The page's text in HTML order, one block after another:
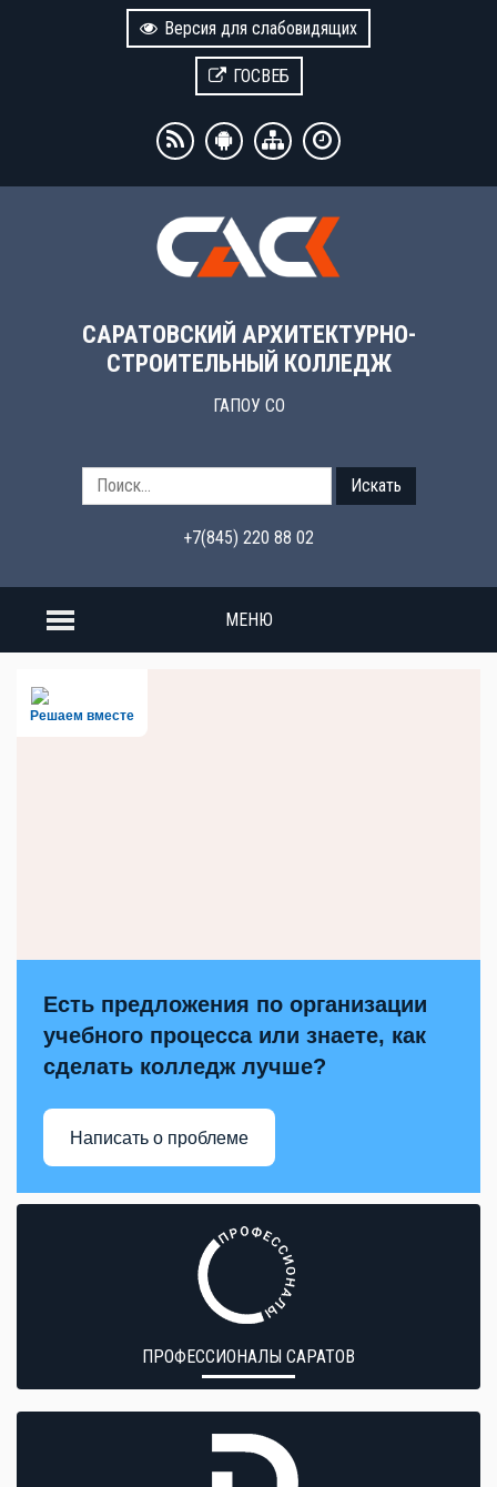
Версия для слабовидящих
ГОСВЕБ
САРАТОВСКИЙ АРХИТЕКТУРНО-
СТРОИТЕЛЬНЫЙ КОЛЛЕДЖ
ГАПОУ СО
Искать
+7(845) 220 88 02
МЕНЮ
Решаем вместе
Есть предложения по организации
учебного процесса или знаете, как
сделать колледж лучше?
Написать о проблеме
ПРОФЕССИОНАЛЫ САРАТОВ